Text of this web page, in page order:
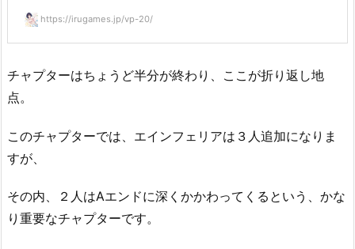
https://irugames.jp/vp-20/
チャプターはちょうど半分が終わり、ここが折り返し地
点。
このチャプターでは、エインフェリアは３人追加になりま
すが、
その内、２人はAエンドに深くかかわってくるという、かな
り重要なチャプターです。